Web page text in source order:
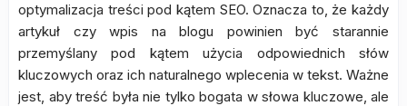
optymalizacja treści pod kątem SEO. Oznacza to, że każdy
artykuł czy wpis na blogu powinien być starannie
przemyślany pod kątem użycia odpowiednich słów
kluczowych oraz ich naturalnego wplecenia w tekst. Ważne
jest, aby treść była nie tylko bogata w słowa kluczowe, ale